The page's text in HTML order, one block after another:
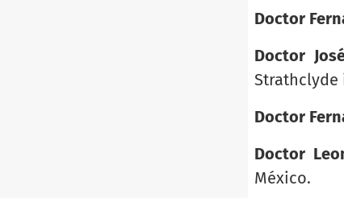
Doctor
Doctor
Strathclyde
Doctor
Doctor
México.